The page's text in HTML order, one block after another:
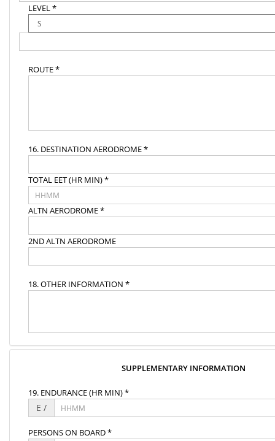
LEVEL *
ROUTE *
16. DESTINATION AERODROME *
TOTAL EET (HR MIN) *
ALTN AERODROME *
2ND ALTN AERODROME
18. OTHER INFORMATION *
SUPPLEMENTARY INFORMATION
19. ENDURANCE (HR MIN) *
E /
PERSONS ON BOARD *